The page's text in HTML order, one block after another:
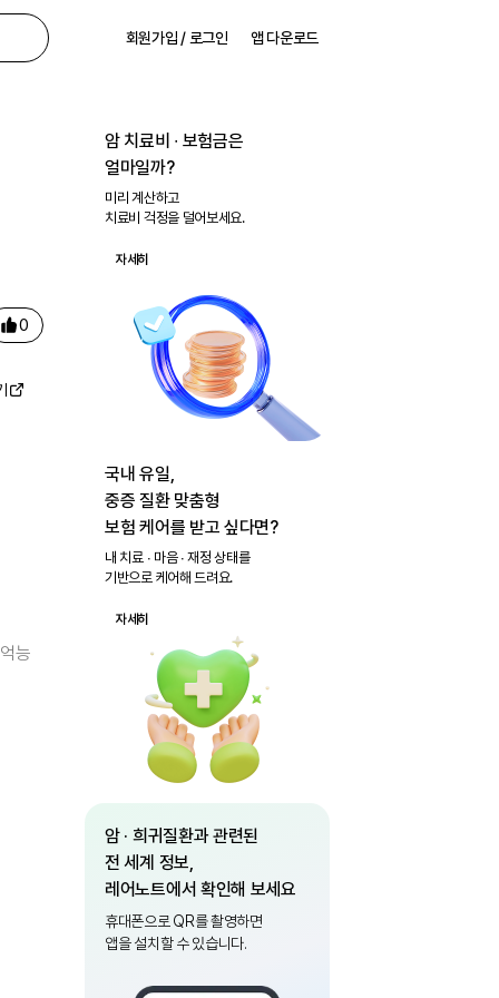
회원가입 / 로그인 앱 다운로드
0
능
암 치료비 ∙ 보험금은
얼마일까?
미리 계산하고
치료비 걱정을 덜어보세요.
자세히
국내 유일,
중증 질환 맞춤형
보험 케어를 받고 싶다면?
내 치료 ∙ 마음 ∙ 재정 상태를
기반으로 케어해 드려요.
자세히
암 · 희귀질환과 관련된
전 세계 정보,
레어노트에서 확인해 보세요
휴대폰으로 QR를 촬영하면
앱을 설치할 수 있습니다.